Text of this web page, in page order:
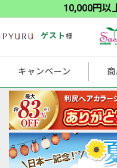
10,000円以
ゲスト様
キャンペーン